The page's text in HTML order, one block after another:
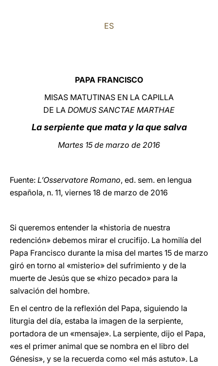
ES
PAPA FRANCISCO
MISAS MATUTINAS EN LA CAPILLA
DE LA DOMUS SANCTAE MARTHAE
La serpiente que mata y la que salva
Martes 15 de marzo de 2016
Fuente: L’Osservatore Romano, ed. sem. en lengua
española, n. 11, viernes 18 de marzo de 2016
Si queremos entender la «historia de nuestra
redención» debemos mirar el crucifijo. La homilía del
Papa Francisco durante la misa del martes 15 de marzo
giró en torno al «misterio» del sufrimiento y de la
muerte de Jesús que se «hizo pecado» para la
salvación del hombre.
En el centro de la reflexión del Papa, siguiendo la
liturgia del día, estaba la imagen de la serpiente,
portadora de un «mensaje». La serpiente, dijo el Papa,
«es el primer animal que se nombra en el libro del
Génesis», y se la recuerda como «el más astuto». La